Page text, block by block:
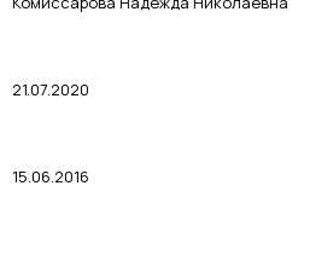
21.07.2020
15.06.2016